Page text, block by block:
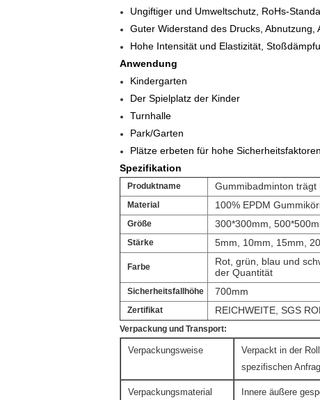
Ungiftiger und Umweltschutz, RoHs-
Guter Widerstand des Drucks Abnutzung
Hohe Intensität und Elastizität,
Anwendung
Kindergarten
Der Spielplatz der Kinder
Turnhalle
Park/Garten
Plätze erbeten für hohe Sicherheitsfaktoren
Spezifikation
Produktname Gummibadminton trägt
Material 100% EPDM
Größe 300*300mm,
Stärke 5mm, 10mm, 15mm,
Farbe
Rot, grün, blau und
der Quantität
Sicherheitsfallhöhe 700mm
Zertifikat REICHWEITE, SGS
Verpackung und Transport:
Verpackungsweise
Verpackt in der
spezifischen
Verpackungsmaterial
Innere äußere